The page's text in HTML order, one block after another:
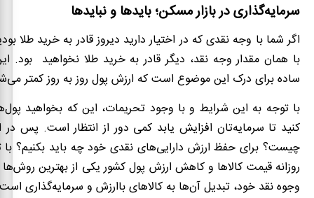
سرمایه‌گذاری در بازار مسکن؛ بایدها و نبایدها
اگر شما با وجه نقدی که در اختیار دارید دیروز قادر به خرید طلا
با همان مقدار وجه نقد، دیگر قادر به خرید طلا نخواهید بود.
ساده برای درک این موضوع است که ارزش پول روز به روز کمتر
با توجه به این شرایط و با وجود تحریمات، این که بخواهید
کنید تا سرمایه‌تان افزایش یابد کمی دور از انتظار است. پس در
چیست؟ برای حفظ ارزش دارایی‌های نقدی خود چه باید بکنیم؟ با
روزانه قیمت کالاها و کاهش ارزش پول کشور یکی از بهترین
وجوه نقد خود، تبدیل آن‌ها به کالاهای باارزش و سرمایه‌گذاری